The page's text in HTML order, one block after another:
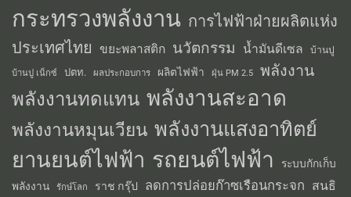
กระทรวงพลังงาน การไฟฟ้าฝ่ายผลิตแห่ง
ประเทศไทย
ขยะพลาสติก นวัตกรรม น้ำมันดีเซล บ้านปู
บ้านปู เน็กซ์ ปตท. ผลประกอบการ ผลิตไฟฟ้า ฝุ่น PM 2.5 พลังงาน
พลังงานทดแทน พลังงานสะอาด
พลังงานหมุนเวียน พลังงานแสงอาทิตย์
ยานยนต์ไฟฟ้า รถยนต์ไฟฟ้า
ระบบกักเก็บ
พลังงาน
รักษ์โลก ราช กรุ๊ป ลดการปล่อยก๊าซเรือนกระจก สนธิ